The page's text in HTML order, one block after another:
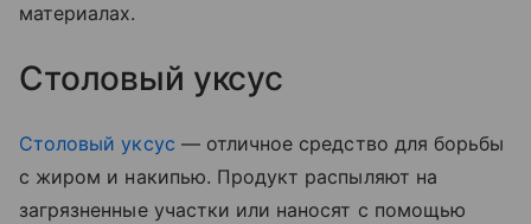
материалах.
Столовый уксус
Столовый уксус — отличное средство для борьбы
с жиром и накипью. Продукт распыляют на
загрязненные участки или наносят с помощью